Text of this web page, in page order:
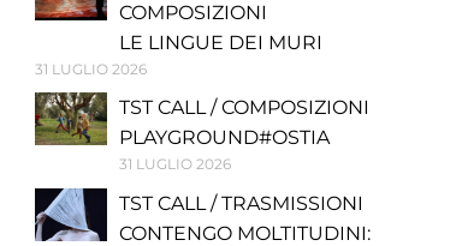
COMPOSIZIONI
LE LINGUE DEI MURI
31 LUGLIO 2026
TST CALL / COMPOSIZIONI
PLAYGROUND#OSTIA
31 LUGLIO 2026
TST CALL / TRASMISSIONI
CONTENGO MOLTITUDINI: